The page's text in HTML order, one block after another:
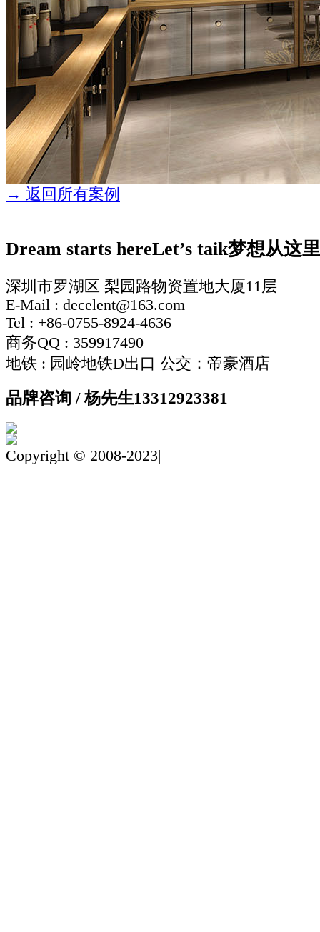
→ 返回所有案例
Dream starts hereLet’s taik梦想从这
深圳市罗湖区 梨园路物资置地大厦11层
E-Mail : decelent@163.com
Tel : +86-0755-8924-4636
商务QQ : 359917490
地铁 : 园岭地铁D出口 公交：帝豪酒店
品牌咨询 / 杨先生13312923381
Copyright © 2008-2023|